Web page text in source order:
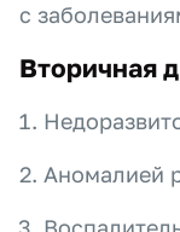
с
Вторичная
Аномалией